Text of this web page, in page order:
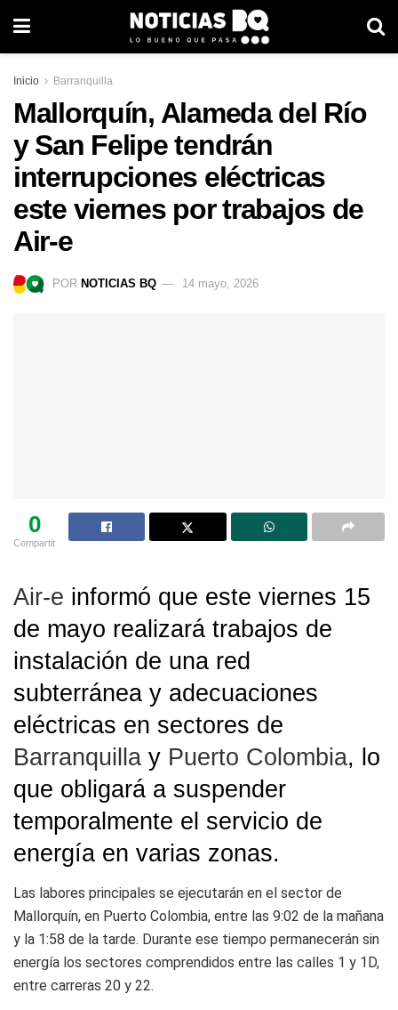
Inicio Barranquilla
Mallorquín, Alameda del Río
y San Felipe tendrán
interrupciones eléctricas
este viernes por trabajos de
Air-e
POR NOTICIAS BQ 14 mayo, 2026
0
Compartit
Air-e informó que este viernes 15
de mayo realizará trabajos de
instalación de una red
subterránea y adecuaciones
eléctricas en sectores de
Barranquilla y Puerto Colombia, lo
que obligará a suspender
temporalmente el servicio de
energía en varias zonas.
Las labores principales se ejecutarán en el sector de
Mallorquín, en Puerto Colombia, entre las 9:02 de la mañana
y la 1:58 de la tarde. Durante ese tiempo permanecerán sin
energía los sectores comprendidos entre las calles 1 y 1D,
entre carreras 20 y 22.